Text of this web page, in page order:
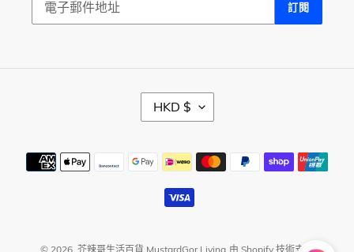
訂閱
幣
別
HKD $
付
款
方
式
© 2026, 芥辣哥生活百貨 MustardGor Living 由 Shopify 技術支援